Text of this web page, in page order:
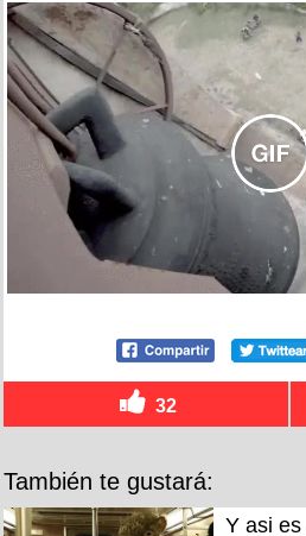
32
También te gustará:
Y asi es